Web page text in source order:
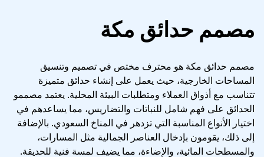
مصمم حدائق مكة
مصمم حدائق مكة هو محترف مختص في تصميم وتنسيق
المساحات الخارجية، حيث يعمل على إنشاء حدائق متميزة
تتناسب مع أذواق العملاء ومتطلبات البيئة المحلية. يعتمد مصممو
الحدائق على فهم شامل للنباتات والتضاريس، مما يساعدهم في
اختيار الأنواع المناسبة التي تزدهر في المناخ السعودي. بالإضافة
إلى ذلك، يقومون بإدخال العناصر الجمالية مثل المسارات،
والمسطحات المائية، والإضاءة، مما يضيف لمسة فنية للحديقة.